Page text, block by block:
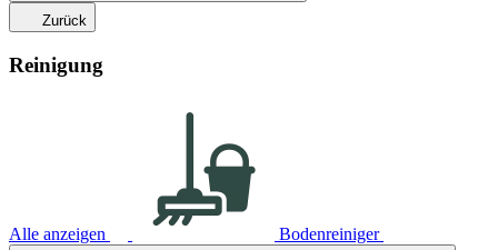
Zurück
Reinigung
Alle anzeigen Bodenreiniger